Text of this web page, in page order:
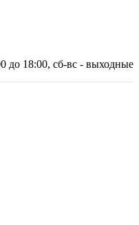
до 18:00, сб-вс - выходные